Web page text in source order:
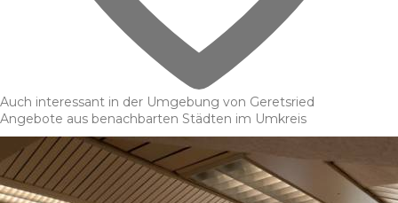
Auch interessant in der Umgebung von Geretsried
Angebote aus benachbarten Städten im Umkreis